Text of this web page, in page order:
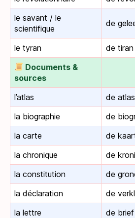
le savant / le
scientifique
de
le tyran
de tiran
Documents &
sources
l’atlas
de atlas
la biographie
de
la carte
de
la chronique
de
la constitution
de
la déclaration
de
la lettre
de brief